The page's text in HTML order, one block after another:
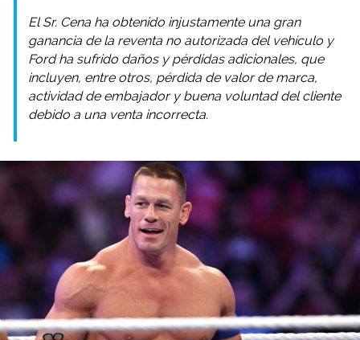
El Sr. Cena ha obtenido injustamente una gran
ganancia de la reventa no autorizada del vehículo y
Ford ha sufrido daños y pérdidas adicionales, que
incluyen, entre otros, pérdida de valor de marca,
actividad de embajador y buena voluntad del cliente
debido a una venta incorrecta.